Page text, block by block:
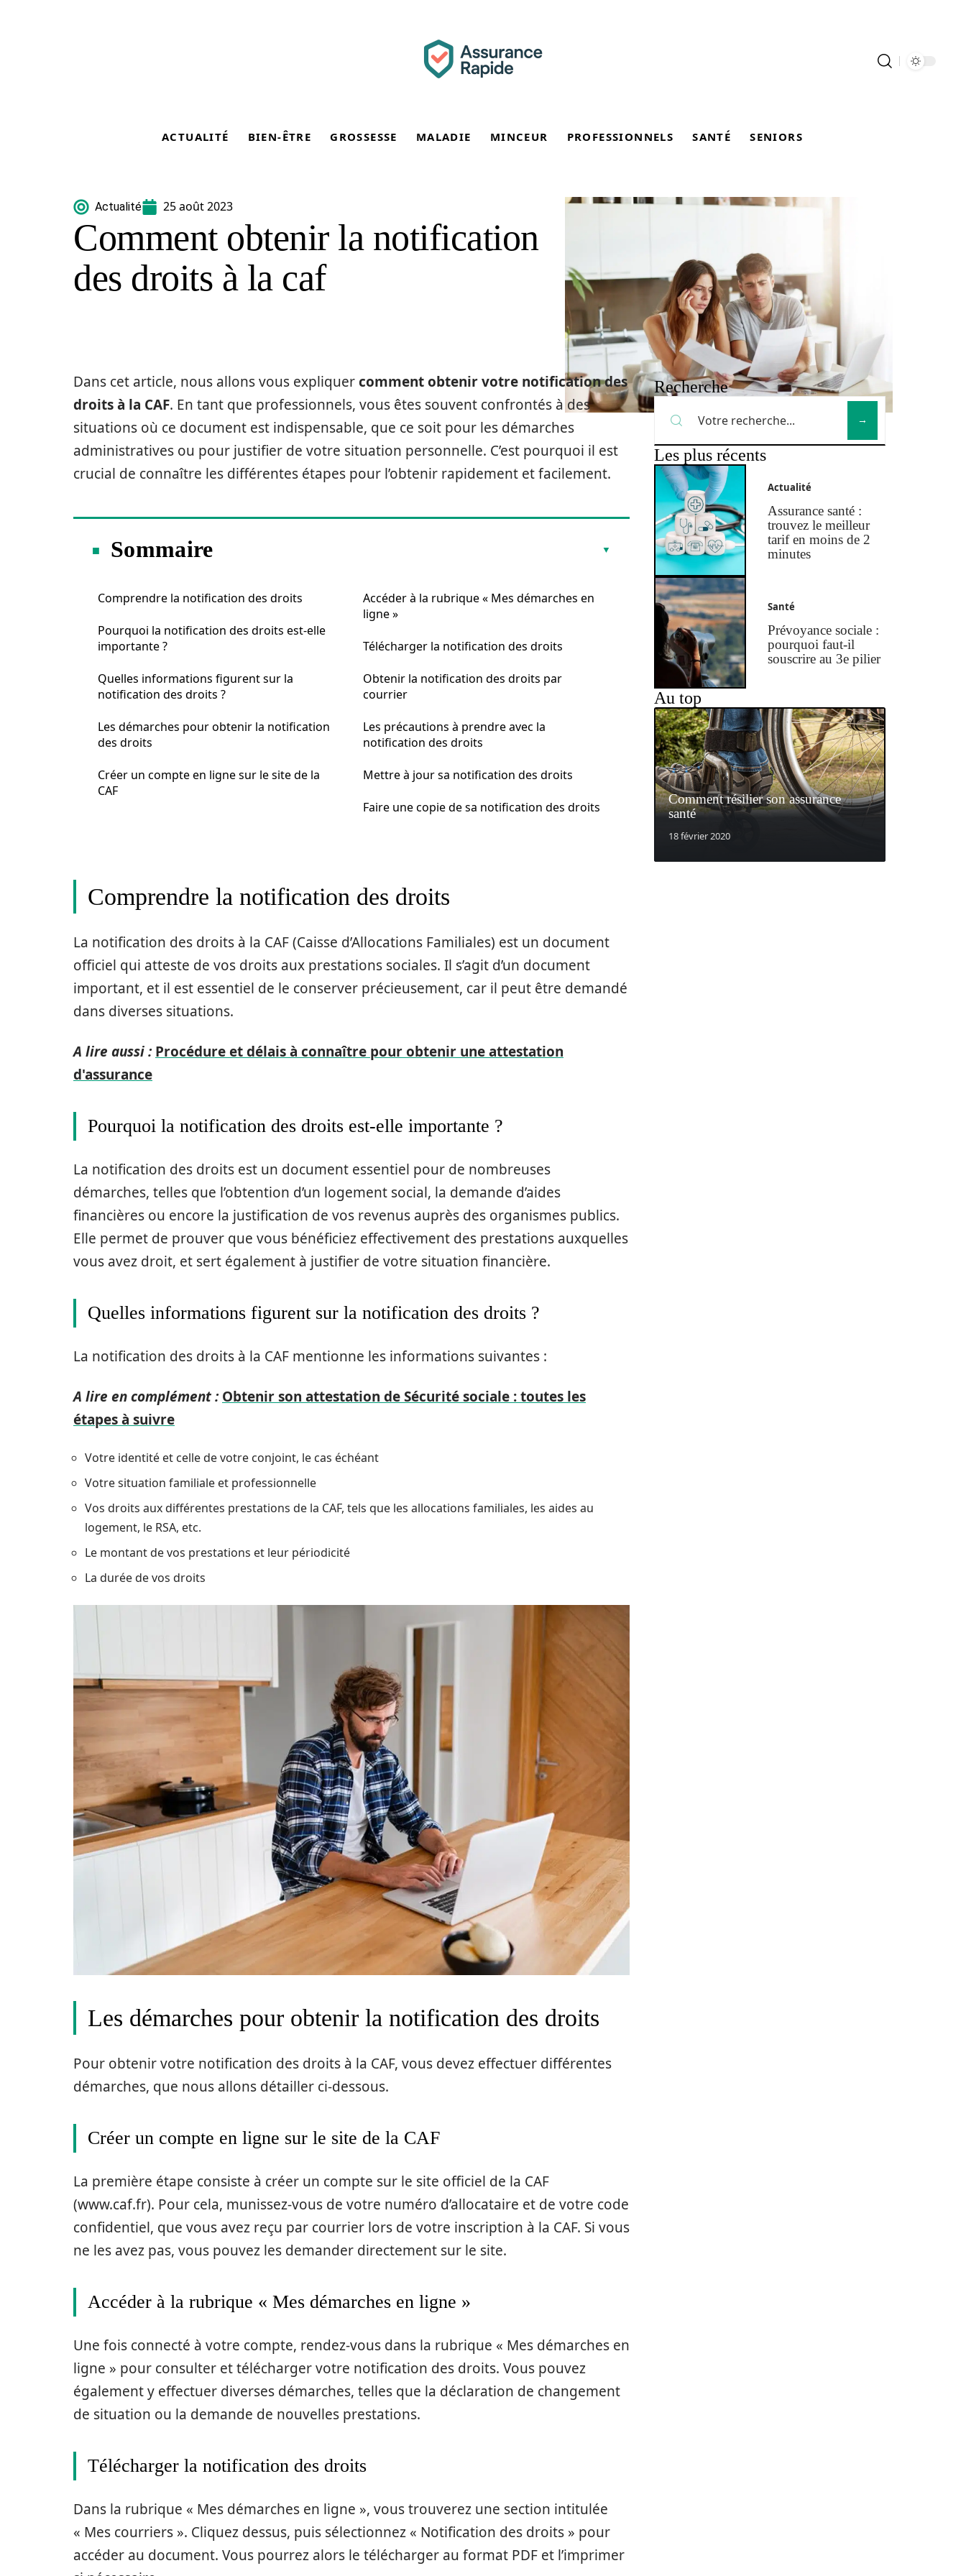
ACTUALITÉ BIEN-ÊTRE GROSSESSE MALADIE MINCEUR PROFESSIONNELS SANTÉ SENIORS
Actualité 25 août 2023
Comment obtenir la notification
des droits à la caf
Dans cet article, nous allons vous expliquercomment obtenir votre notification des
droits à la CAF. En tant que professionnels, vous êtes souvent confrontés à des
situations où ce document est indispensable, que ce soit pour les démarches
administratives ou pour justifier de votre situation personnelle. C’est pourquoi il est
crucial de connaître les différentes étapes pour l’obtenir rapidement et facilement.
Sommaire
Comprendre la notification des droits
Pourquoi la notification des droits est-elle
importante ?
Quelles informations figurent sur la
notification des droits ?
Les démarches pour obtenir la notification
des droits
Créer un compte en ligne sur le site de la
CAF
Accéder à la rubrique « Mes démarches en
ligne »
Télécharger la notification des droits
Obtenir la notification des droits par
courrier
Les précautions à prendre avec la
notification des droits
Mettre à jour sa notification des droits
Faire une copie de sa notification des droits
Comprendre la notification des droits
La notification des droits à la CAF (Caisse d’Allocations Familiales) est un document
officiel qui atteste de vos droits aux prestations sociales. Il s’agit d’un document
important, et il est essentiel de le conserver précieusement, car il peut être demandé
dans diverses situations.
A lire aussi : Procédure et délais à connaître pour obtenir une attestation
d'assurance
Pourquoi la notification des droits est-elle importante ?
La notification des droits est un document essentiel pour de nombreuses
démarches, telles que l’obtention d’un logement social, la demande d’aides
financières ou encore la justification de vos revenus auprès des organismes publics.
Elle permet de prouver que vous bénéficiez effectivement des prestations auxquelles
vous avez droit, et sert également à justifier de votre situation financière.
Quelles informations figurent sur la notification des droits ?
La notification des droits à la CAF mentionne les informations suivantes :
A lire en complément : Obtenir son attestation de Sécurité sociale : toutes les
étapes à suivre
Votre identité et celle de votre conjoint, le cas échéant
Votre situation familiale et professionnelle
Vos droits aux différentes prestations de la CAF, tels que les allocations familiales, les aides au
logement, le RSA, etc.
Le montant de vos prestations et leur périodicité
La durée de vos droits
Les démarches pour obtenir la notification des droits
Pour obtenir votre notification des droits à la CAF, vous devez effectuer différentes
démarches, que nous allons détailler ci-dessous.
Créer un compte en ligne sur le site de la CAF
La première étape consiste à créer un compte sur le site officiel de la CAF
(www.caf.fr). Pour cela, munissez-vous de votre numéro d’allocataire et de votre code
confidentiel, que vous avez reçu par courrier lors de votre inscription à la CAF. Si vous
ne les avez pas, vous pouvez les demander directement sur le site.
Accéder à la rubrique « Mes démarches en ligne »
Une fois connecté à votre compte, rendez-vous dans la rubrique « Mes démarches en
ligne » pour consulter et télécharger votre notification des droits. Vous pouvez
également y effectuer diverses démarches, telles que la déclaration de changement
de situation ou la demande de nouvelles prestations.
Télécharger la notification des droits
Dans la rubrique « Mes démarches en ligne », vous trouverez une section intitulée
« Mes courriers ». Cliquez dessus, puis sélectionnez « Notification des droits » pour
accéder au document. Vous pourrez alors le télécharger au format PDF et l’imprimer
Recherche
Les plus récents
Actualité
Assurance santé :
trouvez le meilleur
tarif en moins de 2
minutes
Santé
Prévoyance sociale :
pourquoi faut-il
souscrire au 3e pilier
Au top
Comment résilier son assurance
santé
18 février 2020